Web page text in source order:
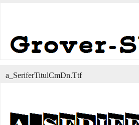
a_SeriferTitulCmDn.Ttf